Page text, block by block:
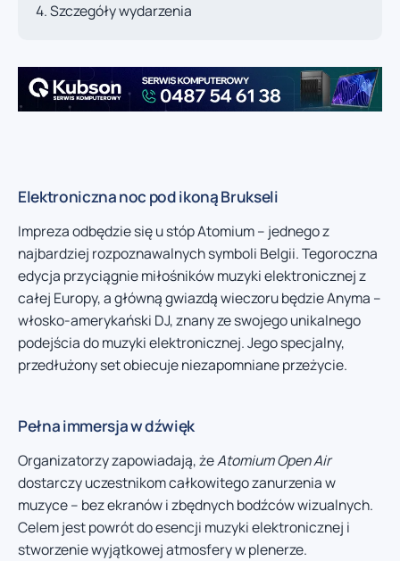
Szczegóły wydarzenia
Elektroniczna noc pod ikoną Brukseli
Impreza odbędzie się u stóp Atomium – jednego z
najbardziej rozpoznawalnych symboli Belgii. Tegoroczna
edycja przyciągnie miłośników muzyki elektronicznej z
całej Europy, a główną gwiazdą wieczoru będzie Anyma –
włosko-amerykański DJ, znany ze swojego unikalnego
podejścia do muzyki elektronicznej. Jego specjalny,
przedłużony set obiecuje niezapomniane przeżycie.
Pełna immersja w dźwięk
Organizatorzy zapowiadają, żeAtomium Open Air
dostarczy uczestnikom całkowitego zanurzenia w
muzyce – bez ekranów i zbędnych bodźców wizualnych.
Celem jest powrót do esencji muzyki elektronicznej i
stworzenie wyjątkowej atmosfery w plenerze.